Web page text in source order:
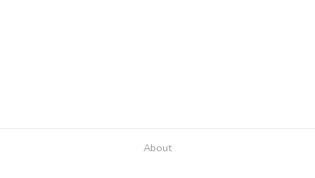
About